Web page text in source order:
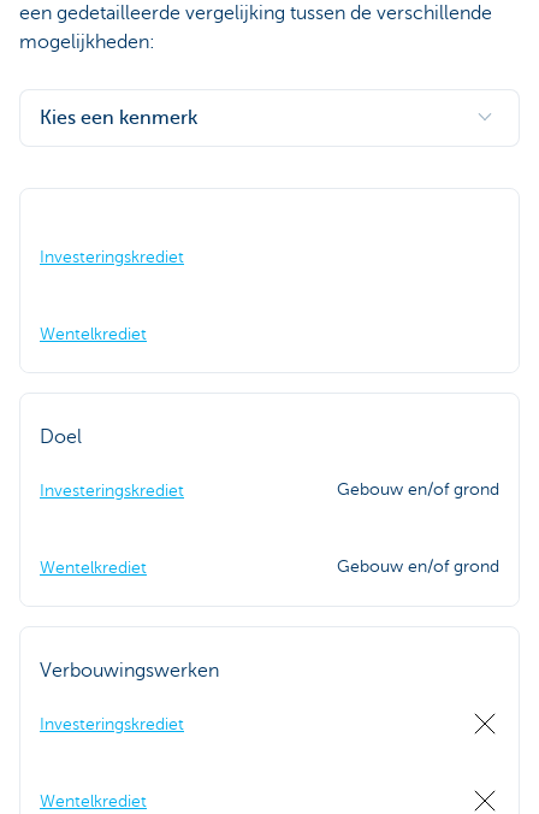
een gedetailleerde vergelijking tussen de verschillende
mogelijkheden:
Kies een kenmerk
Investeringskrediet
Wentelkrediet
Doel
Investeringskrediet Gebouw en/of grond
Wentelkrediet Gebouw en/of grond
Verbouwingswerken
Investeringskrediet
Wentelkrediet